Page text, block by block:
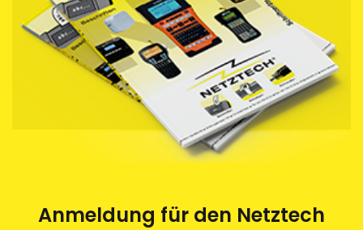
Anmeldung für den Netztech